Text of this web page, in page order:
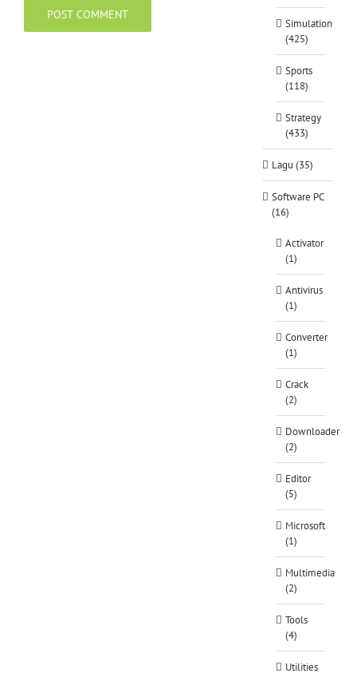
Simulation
(425)
Sports
(118)
Strategy
(433)
Lagu (35)
Software PC
(16)
Activator
(1)
Antivirus
(1)
Converter
(1)
Crack
(2)
Downloader
(2)
Editor
(5)
Microsoft
(1)
Multimedia
(2)
Tools
(4)
Utilities